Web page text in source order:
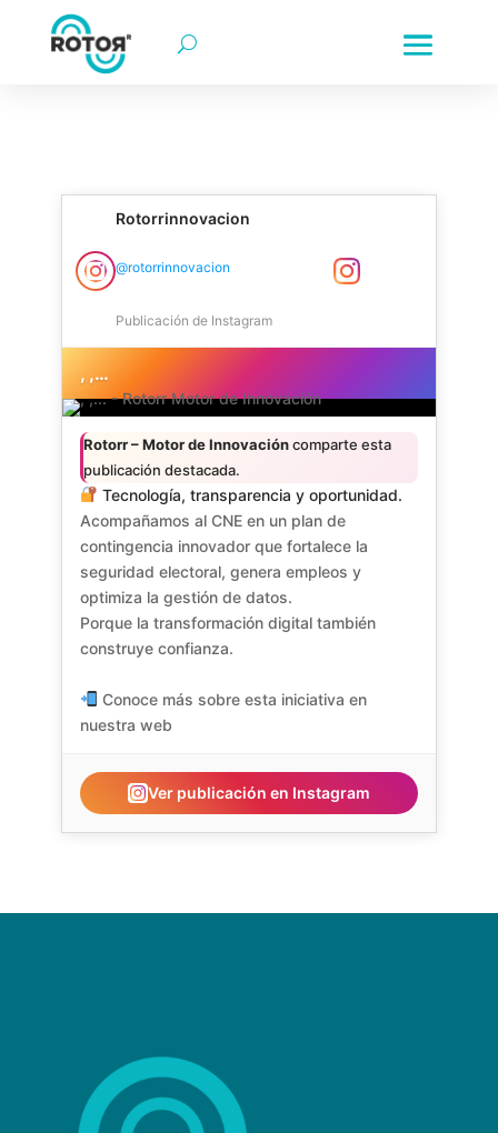
rotorr | rotorr motor de innovación | rotorr-motor de
Innovación empresarial | Transformación digital | Colombia |
Rotorrinnovacion
@rotorrinnovacion
Publicación de Instagram
, ,…
Rotorr – Motor de Innovacióncomparte esta
publicación destacada.
Tecnología, transparencia y oportunidad.
Acompañamos al CNE en un plan de
contingencia innovador que fortalece la
seguridad electoral, genera empleos y
optimiza la gestión de datos.
Porque la transformación digital también
construye confianza.
Conoce más sobre esta iniciativa en
nuestra web
Ver publicación en Instagram